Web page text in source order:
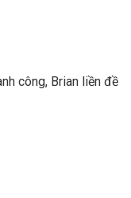
công, Brian liền đề